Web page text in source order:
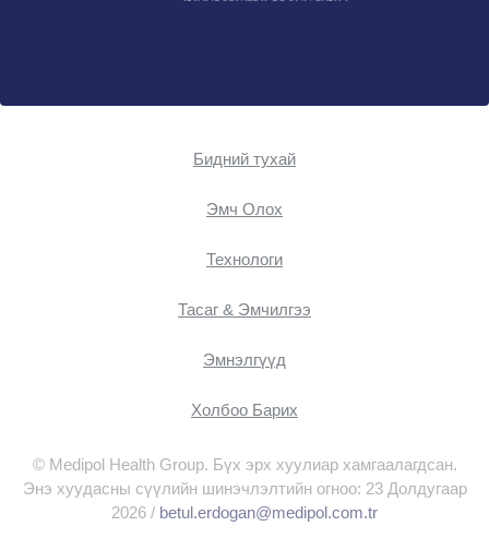
Бидний тухай
Эмч Oлох
Технологи
Тасаг & Эмчилгээ
Эмнэлгүүд
Холбоо Барих
© Medipol Health Group. Бүх эрх хуулиар хамгаалагдсан.
Энэ хуудасны сүүлийн шинэчлэлтийн огноо: 23 Долдугаар
2026 / betul.erdogan@medipol.com.tr